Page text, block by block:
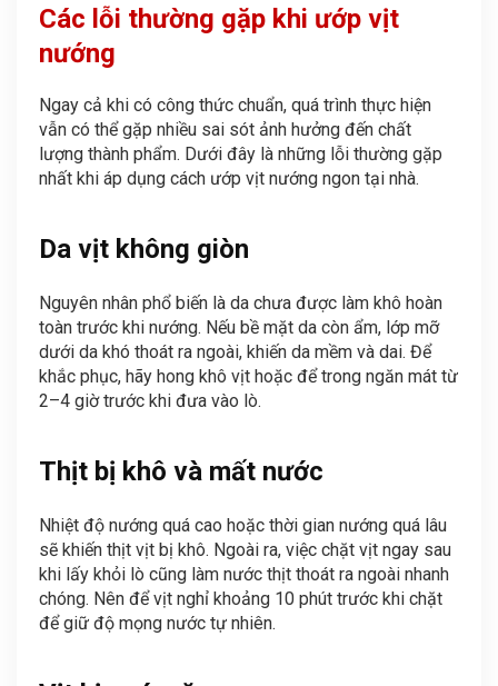
Các lỗi thường gặp khi ướp vịt
nướng
Ngay cả khi có công thức chuẩn, quá trình thực hiện
vẫn có thể gặp nhiều sai sót ảnh hưởng đến chất
lượng thành phẩm. Dưới đây là những lỗi thường gặp
nhất khi áp dụng cách ướp vịt nướng ngon tại nhà.
Da vịt không giòn
Nguyên nhân phổ biến là da chưa được làm khô hoàn
toàn trước khi nướng. Nếu bề mặt da còn ẩm, lớp mỡ
dưới da khó thoát ra ngoài, khiến da mềm và dai. Để
khắc phục, hãy hong khô vịt hoặc để trong ngăn mát từ
2–4 giờ trước khi đưa vào lò.
Thịt bị khô và mất nước
Nhiệt độ nướng quá cao hoặc thời gian nướng quá lâu
sẽ khiến thịt vịt bị khô. Ngoài ra, việc chặt vịt ngay sau
khi lấy khỏi lò cũng làm nước thịt thoát ra ngoài nhanh
chóng. Nên để vịt nghỉ khoảng 10 phút trước khi chặt
để giữ độ mọng nước tự nhiên.